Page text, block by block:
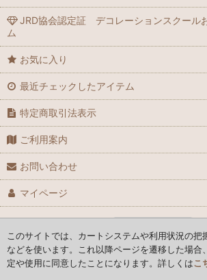
JRD協会認定証 デコレーションスクール
ム
お気に入り
最近チェックしたアイテム
特定商取引法表示
ご利用案内
お問い合わせ
マイページ
PCサイト
Copyright ©︎
このサイトでは、カートシステムや利用状況の把
などを使います。これ以降ページを遷移した場合
定や使用に同意したことになります。詳しくはこ